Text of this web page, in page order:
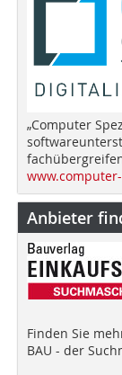
„Computer
Anbieter
Finden Sie
BAU - der